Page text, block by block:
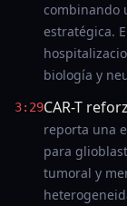
combinando
estratégica.
biología y
3:29CAR-T
reporta una
para
tumoral y